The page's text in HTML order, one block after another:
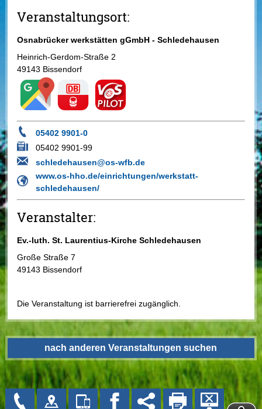
nach anderen Veranstaltungen suchen
Veranstaltungsort:
Osnabrücker werkstätten gGmbH - Schledehausen
Heinrich-Gerdom-Straße 2
49143 Bissendorf
05402 9901-0
05402 9901-99
schledehausen@os-wfb.de
www.os-hho.de/einrichtungen/werkstatt-
schledehausen/
Veranstalter:
Ev.-luth. St. Laurentius-Kirche Schledehausen
Große Straße 7
49143 Bissendorf
Die Veranstaltung ist barrierefrei zugänglich.